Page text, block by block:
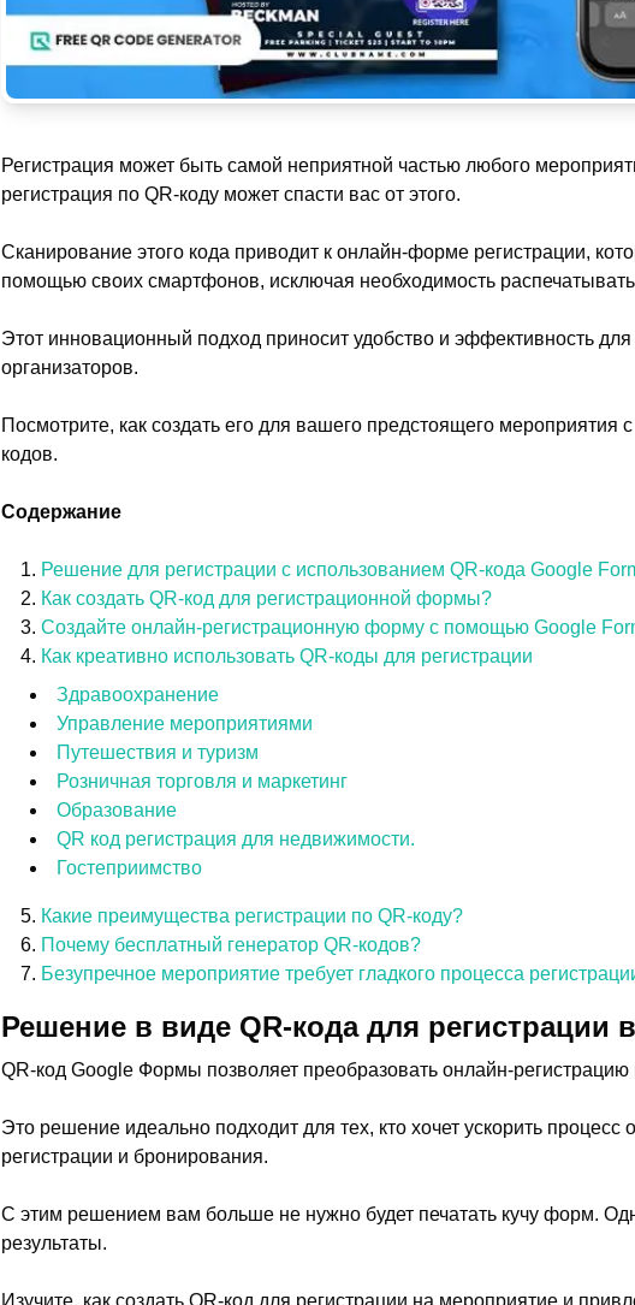
Регистрация может быть самой неприятной частью любого
регистрация по QR-коду может спасти вас от этого.
Сканирование этого кода приводит к онлайн-форме регистрации,
помощью своих смартфонов, исключая необходимость
Этот инновационный подход приносит удобство и эффективность
организаторов.
Посмотрите, как создать его для вашего предстоящего мероприятия
кодов.
Содержание
Решение для регистрации с использованием QR-кода Google
Как создать QR-код для регистрационной формы?
Создайте онлайн-регистрационную форму с помощью Google
Как креативно использовать QR-коды для регистрации
Здравоохранение
Управление мероприятиями
Путешествия и туризм
Розничная торговля и маркетинг
Образование
QR код регистрация для недвижимости.
Гостеприимство
Какие преимущества регистрации по QR-коду?
Почему бесплатный генератор QR-кодов?
Безупречное мероприятие требует гладкого процесса
Решение в виде QR-кода для регистрации
QR-код Google Формы позволяет преобразовать онлайн-регистрацию
Это решение идеально подходит для тех, кто хочет ускорить
регистрации и бронирования.
С этим решением вам больше не нужно будет печатать кучу форм.
результаты.
Изучите, как создать QR-код для регистрации на мероприятие и